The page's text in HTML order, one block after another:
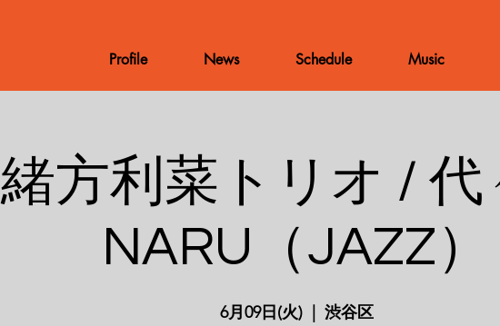
Profile News Schedule Music
緒方利菜トリオ / 代
NARU（JAZZ）
6月09日(火)
  |
渋谷区